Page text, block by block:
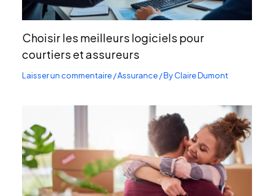
Choisir les meilleurs logiciels pour
courtiers et assureurs
Laisser un commentaire/Assurance/ ByClaire Dumont